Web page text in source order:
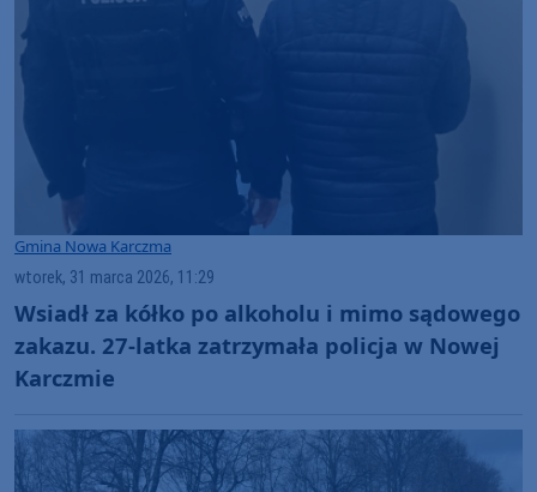
Gmina Nowa Karczma
wtorek, 31 marca 2026, 11:29
Wsiadł za kółko po alkoholu i mimo sądowego
zakazu. 27-latka zatrzymała policja w Nowej
Karczmie